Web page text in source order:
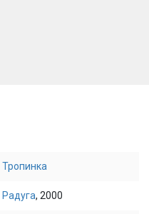
Тропинка
Радуга, 2000